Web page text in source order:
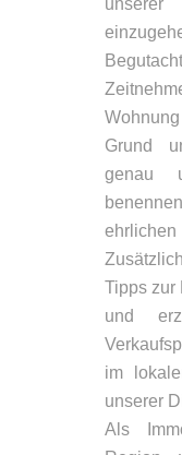
Grund
genau
ehrlichen
Tipps zur
und
im
unserer
Als